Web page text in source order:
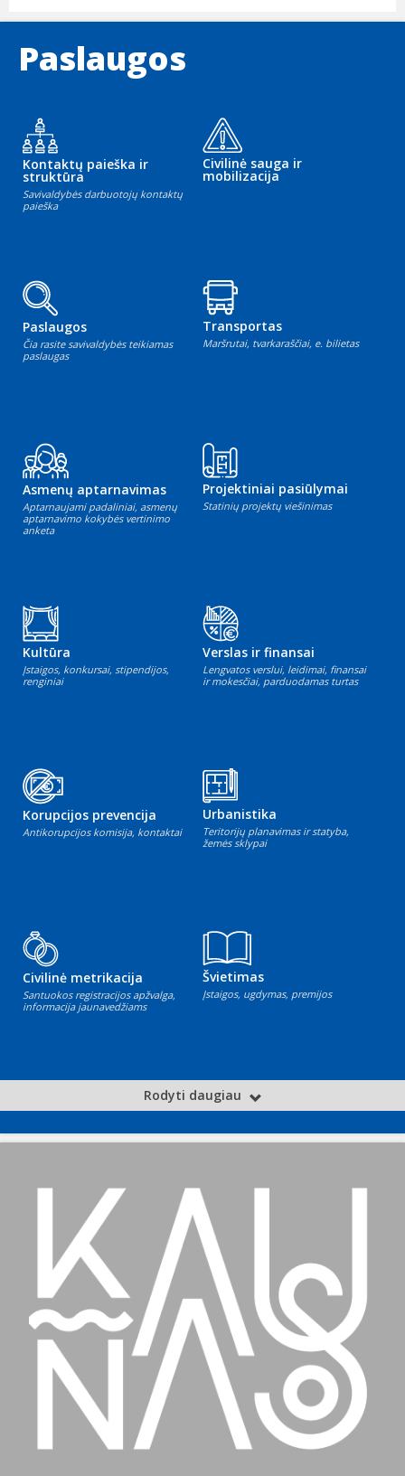
Paslaugos
Kontaktų paieška ir
struktūra
Savivaldybės darbuotojų kontaktų
paieška
Civilinė sauga ir
mobilizacija
Paslaugos
Čia rasite savivaldybės teikiamas
paslaugas
Transportas
Maršrutai, tvarkaraščiai, e. bilietas
Asmenų aptarnavimas
Aptarnaujami padaliniai, asmenų
aptarnavimo kokybės vertinimo
anketa
Projektiniai pasiūlymai
Statinių projektų viešinimas
Kultūra
Įstaigos, konkursai, stipendijos,
renginiai
Verslas ir finansai
Lengvatos verslui, leidimai, finansai
ir mokesčiai, parduodamas turtas
Korupcijos prevencija
Antikorupcijos komisija, kontaktai
Urbanistika
Teritorijų planavimas ir statyba,
žemės sklypai
Civilinė metrikacija
Santuokos registracijos apžvalga,
informacija jaunavedžiams
Švietimas
Įstaigos, ugdymas, premijos
Rodyti daugiau